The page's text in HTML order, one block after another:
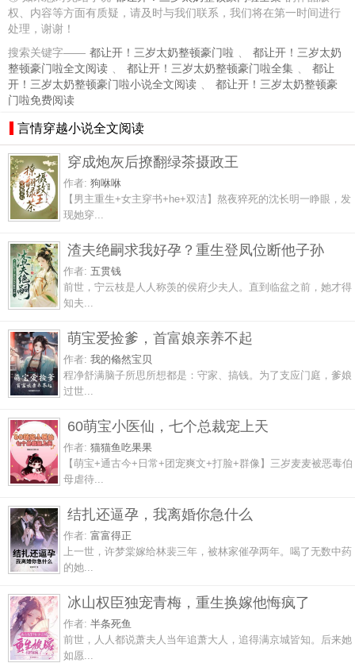
权、内容等方面有质疑，请及时与我们联系，我们将在第一时间进行
处理，谢谢！
搜索关键字—— 都让开！三岁太奶整顿豪门啦 、
都让开！三岁太奶
整顿豪门啦全文阅读 、 都让开！三岁太奶整顿豪门啦全集 、
都让
开！三岁太奶整顿豪门啦小说全文阅读 、
都让开！三岁太奶整顿豪
门啦免费阅读
言情穿越小说全文阅读
穿成炮灰后撩翻绿茶摄政王
作者: 狗咻咻
【男主重生+女主穿书+he+双洁】熬夜猝死的沈长明一睁眼，发
现她穿...
渣夫绝嗣求我好孕？重生登凤位断他子孙
作者: 五贯钱
前世，宁云枝是人人称羡的侯府少夫人。直到临盆之前，她才得
知夫...
萌宝爱捡爹，首富娘亲养不起
作者: 我的翛然宝贝
程净舒满脑子所思所想都是：守家、搞钱。为了支应门庭，爹娘
过世...
60萌宝小医仙，七个总裁宠上天
作者: 猫猫鱼吃果果
【萌宝+通古今+日常+团宠爽文+打脸+群像】三岁麦麦被恶毒伯
母虐待...
结扎还逼孕，我离婚你急什么
作者: 富富得正
上一世，许梦棠嫁给林裴三年，被林家催孕两年。喝了无数中药
的她...
冰山权臣独宠青梅，重生换嫁他悔疯了
作者: 半条死鱼
前世，人人都说萧夫人当年追萧大人，追得满京城皆知。后来她
如愿...